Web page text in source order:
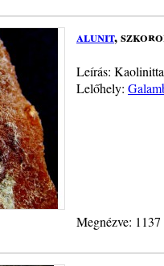
alunit,
Leírás:
Lelőhely:
Megnézve: